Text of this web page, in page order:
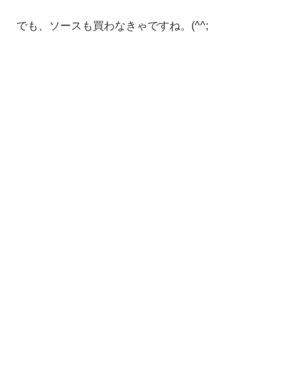
でも、ソースも買わなきゃですね。(^^;